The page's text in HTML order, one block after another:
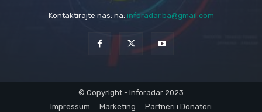
Kontaktirajte nas: na: inforadar.ba@gmail.com
© Copyright - Inforadar 2023
Impressum
Marketing Partneri i Donatori